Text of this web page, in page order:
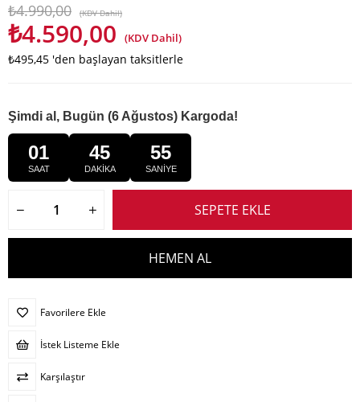
₺4.990,00 (KDV Dahil)
₺4.590,00 (KDV Dahil)
₺495,45 'den başlayan taksitlerle
Şimdi al, Bugün (6 Ağustos) Kargoda!
01
SAAT
45
DAKİKA
54
SANİYE
Favorilere Ekle
İstek Listeme Ekle
Karşılaştır